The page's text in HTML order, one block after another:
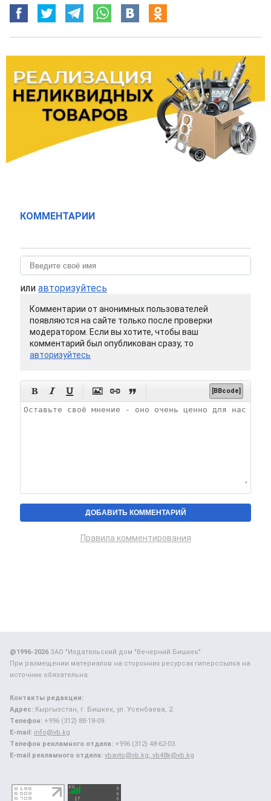
КОММЕНТАРИИ
или авторизуйтесь
Комментарии от анонимных пользователей
появляются на сайте только после проверки
модератором. Если вы хотите, чтобы ваш
комментарий был опубликован сразу, то
авторизуйтесь
      [BBcode]
Правила комментирования
@1996-2026ЗАО "Издательский дом "Вечерний Бишкек"
При размещении материалов на сторонних ресурсах гиперссылка на
источник обязательна.
Контакты редакции:
Адрес: Кыргызстан, г. Бишкек, ул. Усенбаева, 2.
Телефон: +996 (312) 88-18-09.
E-mail: info@vb.kg
Телефон рекламного отдела: +996 (312) 48-62-03.
E-mail рекламного отдела: vbavto@vb.kg, vb48k@vb.kg